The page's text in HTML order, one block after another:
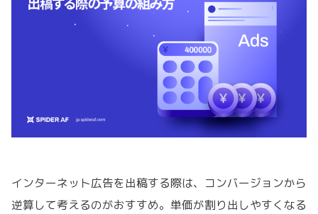
インターネット広告を出稿する際は、コンバージョンから
逆算して考えるのがおすすめ。単価が割り出しやすくなる